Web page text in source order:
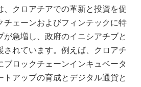
クロアチアでの革新と投資を促
チェーンおよびフィンテックに特
急増し、政府のイニシアチブと
されています。例えば、クロアチ
ブロックチェーンインキュベータ
トアップの育成とデジタル通貨と